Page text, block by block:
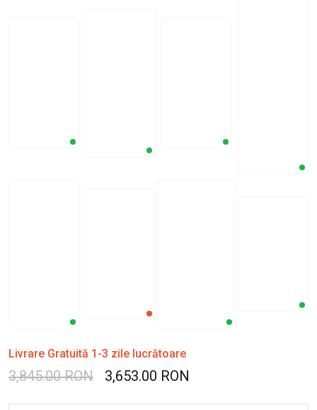
Livrare Gratuită 1-3 zile lucrătoare
3,845.00 RON 3,653.00 RON